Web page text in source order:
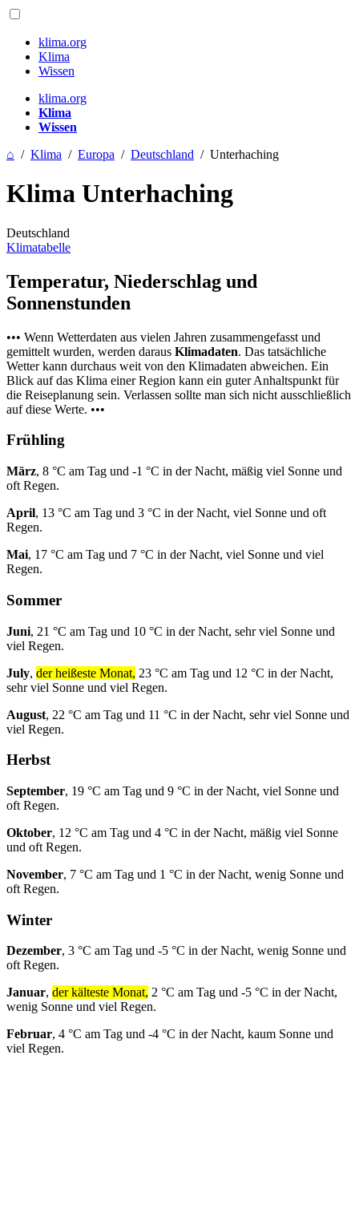
klima.org
Klima
Wissen
klima.org
Klima
Wissen
⌂ / Klima / Europa / Deutschland / Unterhaching
Klima Unterhaching
Deutschland
Klimatabelle
Temperatur, Niederschlag und
Sonnenstunden
••• Wenn Wetterdaten aus vielen Jahren zusammengefasst und
gemittelt wurden, werden daraus Klimadaten. Das tatsächliche
Wetter kann durchaus weit von den Klimadaten abweichen. Ein
Blick auf das Klima einer Region kann ein guter Anhaltspunkt für
die Reiseplanung sein. Verlassen sollte man sich nicht ausschließlich
auf diese Werte. •••
Frühling
März, 8 °C am Tag und -1 °C in der Nacht, mäßig viel Sonne und
oft Regen.
April, 13 °C am Tag und 3 °C in der Nacht, viel Sonne und oft
Regen.
Mai, 17 °C am Tag und 7 °C in der Nacht, viel Sonne und viel
Regen.
Sommer
Juni, 21 °C am Tag und 10 °C in der Nacht, sehr viel Sonne und
viel Regen.
July, der heißeste Monat, 23 °C am Tag und 12 °C in der Nacht,
sehr viel Sonne und viel Regen.
August, 22 °C am Tag und 11 °C in der Nacht, sehr viel Sonne und
viel Regen.
Herbst
September, 19 °C am Tag und 9 °C in der Nacht, viel Sonne und
oft Regen.
Oktober, 12 °C am Tag und 4 °C in der Nacht, mäßig viel Sonne
und oft Regen.
November, 7 °C am Tag und 1 °C in der Nacht, wenig Sonne und
oft Regen.
Winter
Dezember, 3 °C am Tag und -5 °C in der Nacht, wenig Sonne und
oft Regen.
Januar, der kälteste Monat, 2 °C am Tag und -5 °C in der Nacht,
wenig Sonne und viel Regen.
Februar, 4 °C am Tag und -4 °C in der Nacht, kaum Sonne und
viel Regen.